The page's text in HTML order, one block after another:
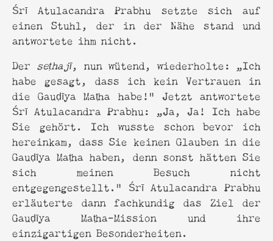
Śrī Atulacandra Prabhu setzte sich auf
einen Stuhl, der in der Nähe stand und
antwortete ihm nicht.
Der seṭhajī, nun wütend, wiederholte: „Ich
habe gesagt, dass ich kein Vertrauen in
die Gauḍīya Maṭha habe!” Jetzt antwortete
Śrī Atulacandra Prabhu: „Ja, Ja! Ich habe
Sie gehört. Ich wusste schon bevor ich
hereinkam, dass Sie keinen Glauben in die
Gauḍīya Maṭha haben, denn sonst hätten Sie
sich meinen Besuch nicht
entgegengestellt." Śrī Atulacandra Prabhu
erläuterte dann fachkundig das Ziel der
Gauḍīya Maṭha-Mission und ihre
einzigartigen Besonderheiten.